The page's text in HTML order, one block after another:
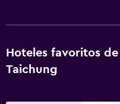
Estacionamiento privado
Hoteles favoritos
Taichung